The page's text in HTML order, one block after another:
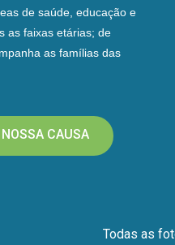
de saúde, educação e
as faixas etárias; de
as famílias das
CAUSA
Todas as